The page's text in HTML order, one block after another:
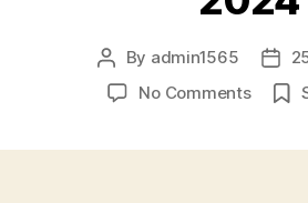
Post
author
By admin1565
Post
date
No Commentson